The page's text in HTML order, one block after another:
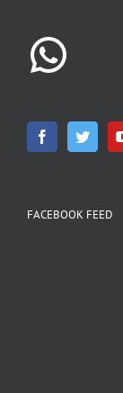
FACEBOOK FEED